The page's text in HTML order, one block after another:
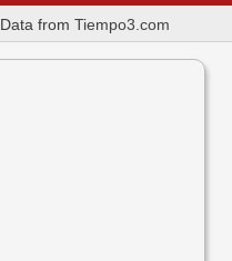
Data from Tiempo3.com